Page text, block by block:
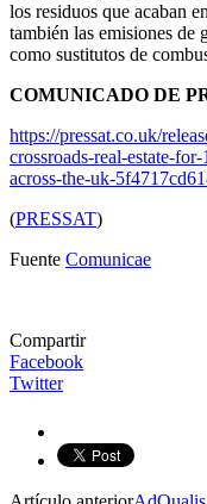
los residuos que acaban
también las emisiones de
como sustitutos de
COMUNICADO DE
https://pressat.co.uk/
crossroads-real-estate-
across-the-uk-
(PRESSAT)
Fuente Comunicae
Compartir
Facebook
Twitter